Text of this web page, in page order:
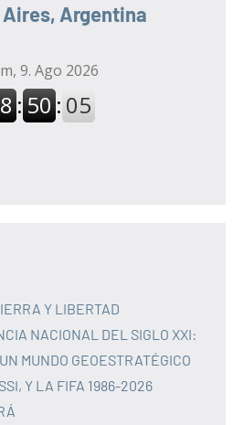
Aires, Argentina
Y LIBERTAD
NACIONAL DEL SIGLO XXI:
MUNDO GEOESTRATÉGICO
Y LA FIFA 1986-2026